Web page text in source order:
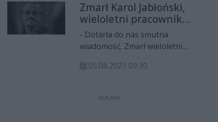
spektaklu „Operetka”.
Zmarł Karol Jabłoński,
wieloletni pracownik
Powszechnego w Radomiu
- Dotarła do nas smutna
wiadomość. Zmarł wieloletni
czytamy na profilu Powszechnego
05.08.2021 09:30
REKLAMA